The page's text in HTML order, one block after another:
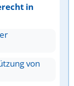
in
von